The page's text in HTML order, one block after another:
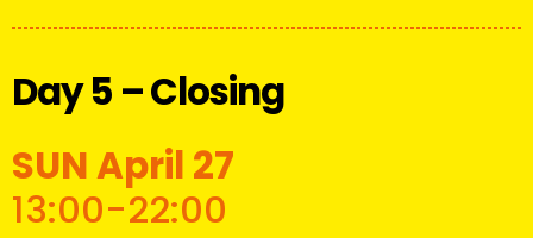
Day 5 – Closing
SUN April 27
13:00-22:00